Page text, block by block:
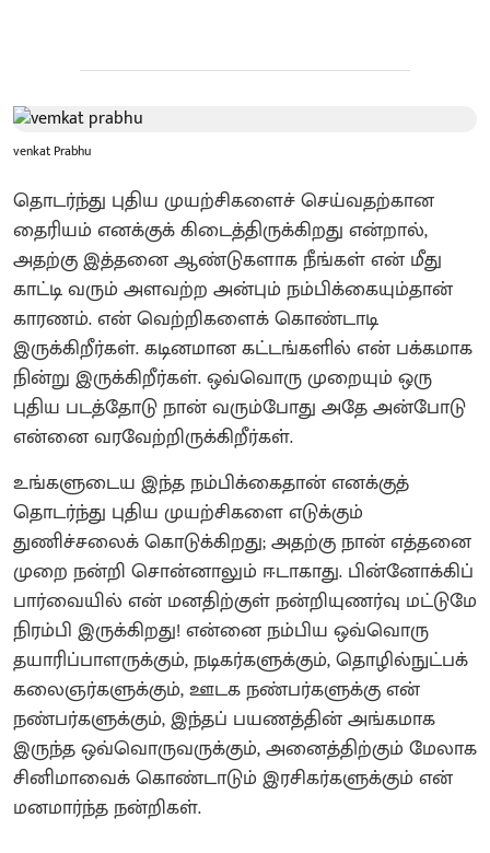
venkat Prabhu
தொடர்ந்து புதிய முயற்சிகளைச் செய்வதற்கான
தைரியம் எனக்குக் கிடைத்திருக்கிறது என்றால்,
அதற்கு இத்தனை ஆண்டுகளாக நீங்கள் என் மீது
காட்டி வரும் அளவற்ற அன்பும் நம்பிக்கையும்தான்
காரணம். என் வெற்றிகளைக் கொண்டாடி
இருக்கிறீர்கள். கடினமான கட்டங்களில் என் பக்கமாக
நின்று இருக்கிறீர்கள். ஒவ்வொரு முறையும் ஒரு
புதிய படத்தோடு நான் வரும்போது அதே அன்போடு
என்னை வரவேற்றிருக்கிறீர்கள்.
​உங்களுடைய இந்த நம்பிக்கைதான் எனக்குத்
தொடர்ந்து புதிய முயற்சிகளை எடுக்கும்
துணிச்சலைக் கொடுக்கிறது; அதற்கு நான் எத்தனை
முறை நன்றி சொன்னாலும் ஈடாகாது. பின்னோக்கிப்
பார்வையில் என் மனதிற்குள் நன்றியுணர்வு மட்டுமே
நிரம்பி இருக்கிறது! என்னை நம்பிய ஒவ்வொரு
தயாரிப்பாளருக்கும், நடிகர்களுக்கும், தொழில்நுட்பக்
கலைஞர்களுக்கும், ஊடக நண்பர்களுக்கு என்
நண்பர்களுக்கும், இந்தப் பயணத்தின் அங்கமாக
இருந்த ஒவ்வொருவருக்கும், அனைத்திற்கும் மேலாக
சினிமாவைக் கொண்டாடும் இரசிகர்களுக்கும் என்
மனமார்ந்த நன்றிகள்.